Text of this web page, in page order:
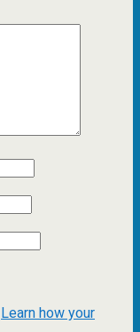
Learn how your